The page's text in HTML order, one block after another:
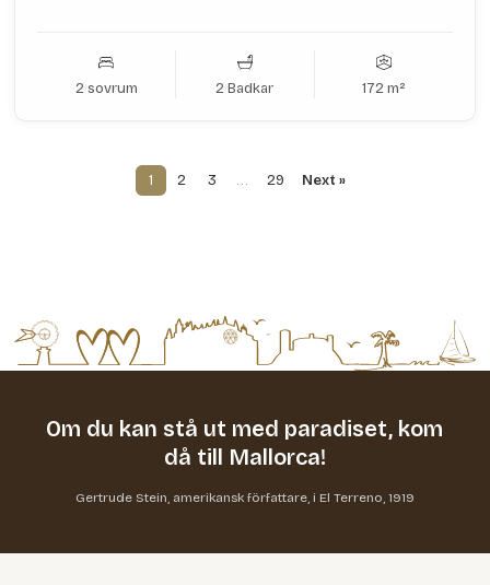
2 sovrum 2 Badkar 172 m²
1 2 3 … 29 Next »
Om du kan stå ut med paradiset, kom
då till Mallorca!
Gertrude Stein, amerikansk författare, i El Terreno, 1919